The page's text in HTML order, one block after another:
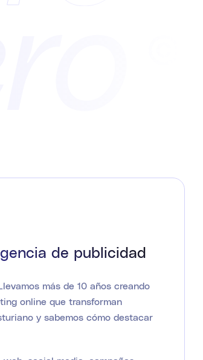
de publicidad
más de 10 años creando
online que transforman
y sabemos cómo destacar